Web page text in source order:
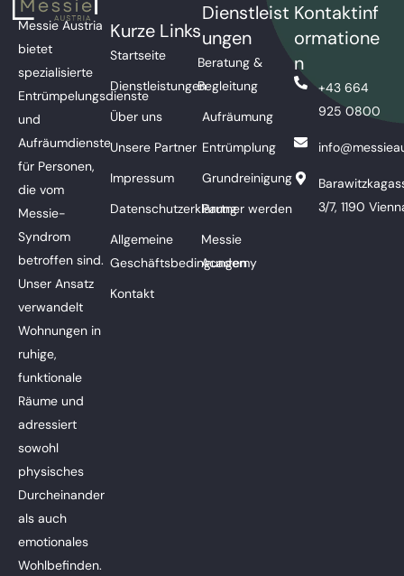
Messie Austria
bietet
spezialisierte
Entrümpelungsdienste
und
Aufräumdienste
für Personen,
die vom
Messie-
Syndrom
betroffen sind.
Unser Ansatz
verwandelt
Wohnungen in
ruhige,
funktionale
Räume und
adressiert
sowohl
physisches
Durcheinander
als auch
emotionales
Wohlbefinden.
Kurze Links
Startseite
Dienstleistungen
Über uns
Unsere Partner
Impressum
Datenschutzerklärung
Allgemeine
Geschäftsbedingungen
Kontakt
Dienstleist
ungen
Beratung &
Begleitung
Aufräumung
Entrümplung
Grundreinigung
Partner werden
Messie
Academy
Kontaktinf
ormatione
n
+43 664
925 0800
3/7, 1190